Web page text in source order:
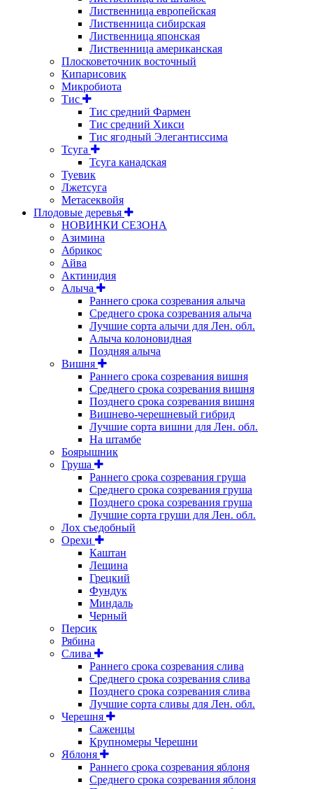
Лиственница европейская
Лиственница сибирская
Лиственница японская
Лиственница американская
Плосковеточник восточный
Кипарисовик
Микробиота
Тис
Тис средний Фармен
Тис средний Хикси
Тис ягодный Элегантиссима
Тсуга
Тсуга канадская
Туевик
Лжетсуга
Метасеквойя
Плодовые деревья
НОВИНКИ СЕЗОНА
Азимина
Абрикос
Айва
Актинидия
Алыча
Раннего срока созревания алыча
Среднего срока созревания алыча
Лучшие сорта алычи для Лен. обл.
Алыча колоновидная
Поздняя алыча
Вишня
Раннего срока созревания вишня
Среднего срока созревания вишня
Позднего срока созревания вишня
Вишнево-черешневый гибрид
Лучшие сорта вишни для Лен. обл.
На штамбе
Боярышник
Груша
Раннего срока созревания груша
Среднего срока созревания груша
Позднего срока созревания груша
Лучшие сорта груши для Лен. обл.
Лох съедобный
Орехи
Каштан
Лещина
Грецкий
Фундук
Миндаль
Черный
Персик
Рябина
Слива
Раннего срока созревания слива
Среднего срока созревания слива
Позднего срока созревания слива
Лучшие сорта сливы для Лен. обл.
Черешня
Саженцы
Крупномеры Черешни
Яблоня
Раннего срока созревания яблоня
Среднего срока созревания яблоня